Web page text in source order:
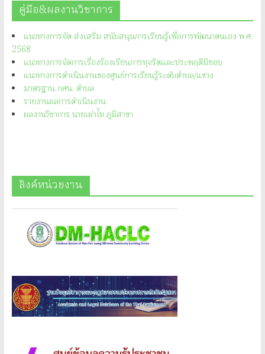
คู่มือ&ผลงานวิชาการ
แนวทางการจัด ส่งเสริม สนับสนุนการเรียนรู้เพื่อการพัฒนาตนเอง พ.ศ.
2568
แนวทางการจัดการเรื่องร้องเรียนการทุจริตและประพฤติมิชอบ
แนวทางการดำเนินงานของศูนย์การเรียนรู้ระดับตำบล/แขวง
มาตรฐาน กศน. ตำบล
รายงานผลการดำเนินงาน
ผลงานวิชาการ นายเผ่าไท ภูมิสาขา
ลิงค์หน่วยงาน